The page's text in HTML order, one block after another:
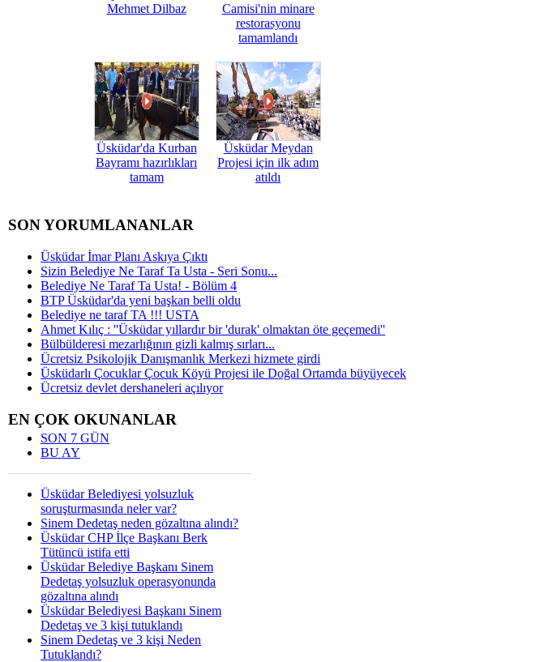
Mehmet Dilbaz
Camisi'nin minare
restorasyonu
tamamlandı
Üsküdar'da Kurban
Bayramı hazırlıkları
tamam
Üsküdar Meydan
Projesi için ilk adım
atıldı
SON YORUMLANANLAR
Üsküdar İmar Planı Askıya Çıktı
Sizin Belediye Ne Taraf Ta Usta - Seri Sonu...
Belediye Ne Taraf Ta Usta! - Bölüm 4
BTP Üsküdar'da yeni başkan belli oldu
Belediye ne taraf TA !!! USTA
Ahmet Kılıç : ''Üsküdar yıllardır bir 'durak' olmaktan öte geçemedi''
Bülbülderesi mezarlığının gizli kalmış sırları...
Ücretsiz Psikolojik Danışmanlık Merkezi hizmete girdi
Üsküdarlı Çocuklar Çocuk Köyü Projesi ile Doğal Ortamda büyüyecek
Ücretsiz devlet dershaneleri açılıyor
EN ÇOK OKUNANLAR
SON 7 GÜN
BU AY
Üsküdar Belediyesi yolsuzluk
soruşturmasında neler var?
Sinem Dedetaş neden gözaltına alındı?
Üsküdar CHP İlçe Başkanı Berk
Tütüncü istifa etti
Üsküdar Belediye Başkanı Sinem
Dedetaş yolsuzluk operasyonunda
gözaltına alındı
Üsküdar Belediyesi Başkanı Sinem
Dedetaş ve 3 kişi tutuklandı
Sinem Dedetaş ve 3 kişi Neden
Tutuklandı?